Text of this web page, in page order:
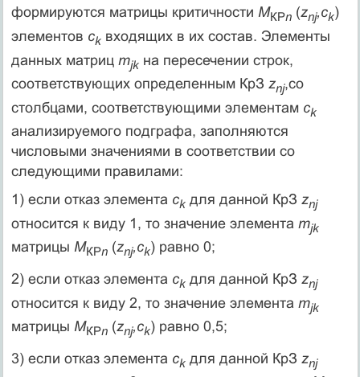
формируются матрицы критичности МКРn(znj,сk)
элементов сkвходящих в их состав. Элементы
данных матриц mjkна пересечении строк,
соответствующих определенным КрЗ znj,со
столбцами, соответствующими элементам ck
анализируемого подграфа, заполняются
числовыми значениями в соответствии со
следующими правилами:
1) если отказ элемента ckдля данной КрЗ znj
относится к виду 1, то значение элемента mjk
матрицы МКРn(znj,сk) равно 0;
2) если отказ элемента ckдля данной КрЗ znj
относится к виду 2, то значение элемента mjk
матрицы МКРn(znj,сk) равно 0,5;
3) если отказ элемента ckдля данной КрЗ znj